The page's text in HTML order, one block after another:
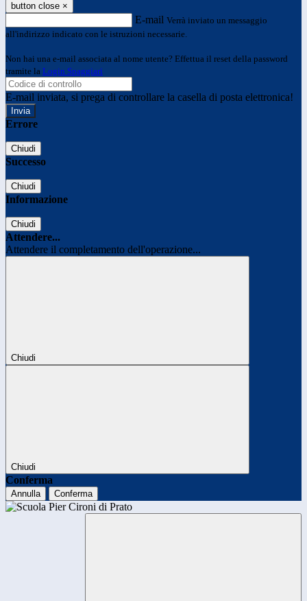
button close ×
E-mail Verrà inviato un messaggio
all'indirizzo indicato con le istruzioni necessarie.
Non hai una e-mail associata al nome utente? Effettua il reset della password
tramite la Login Spaggiari
E-mail inviata, si prega di controllare la casella di posta elettronica!
Errore
Chiudi
Successo
Chiudi
Informazione
Chiudi
Attendere...
Attendere il completamento dell'operazione...
Chiudi
Chiudi
Conferma
Annulla Conferma